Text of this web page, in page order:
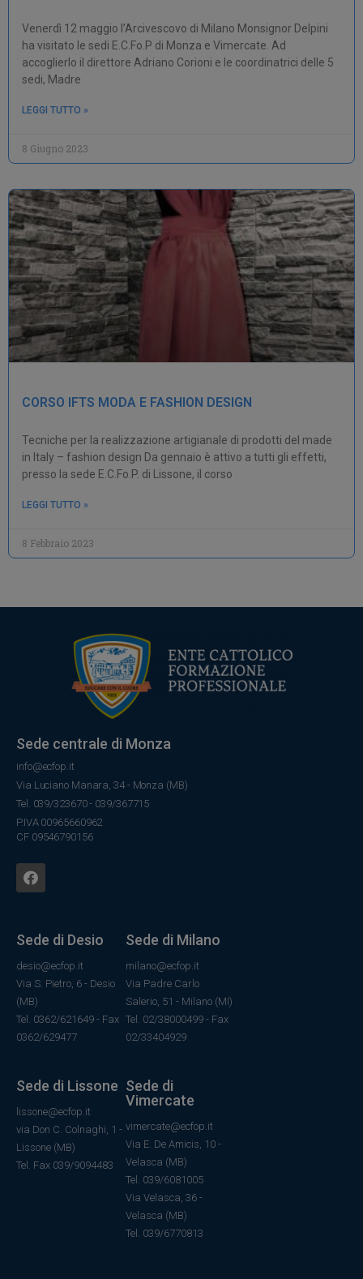
Venerdì 12 maggio l’Arcivescovo di Milano Monsignor Delpini
ha visitato le sedi E.C.Fo.P di Monza e Vimercate. Ad
accoglierlo il direttore Adriano Corioni e le coordinatrici delle 5
sedi, Madre
LEGGI TUTTO »
8 Giugno 2023
CORSO IFTS MODA E FASHION DESIGN
Tecniche per la realizzazione artigianale di prodotti del made
in Italy – fashion design Da gennaio è attivo a tutti gli effetti,
presso la sede E.C.Fo.P. di Lissone, il corso
LEGGI TUTTO »
8 Febbraio 2023
Sede centrale di Monza
info@ecfop.it
Via Luciano Manara, 34 - Monza (MB)
Tel. 039/323670 - 039/367715
P.IVA 00965660962
CF 09546790156
Sede di Desio
desio@ecfop.it
Via S. Pietro, 6 - Desio
(MB)
Tel. 0362/621649 - Fax
0362/629477
Sede di Lissone
lissone@ecfop.it
via Don C. Colnaghi, 1 -
Lissone (MB)
Tel. Fax 039/9094483
Sede di Milano
milano@ecfop.it
Via Padre Carlo
Salerio, 51 - Milano (MI)
Tel. 02/38000499 - Fax
02/33404929
Sede di
Vimercate
vimercate@ecfop.it
Via E. De Amicis, 10 -
Velasca (MB)
Tel. 039/6081005
Via Velasca, 36 -
Velasca (MB)
Tel. 039/6770813